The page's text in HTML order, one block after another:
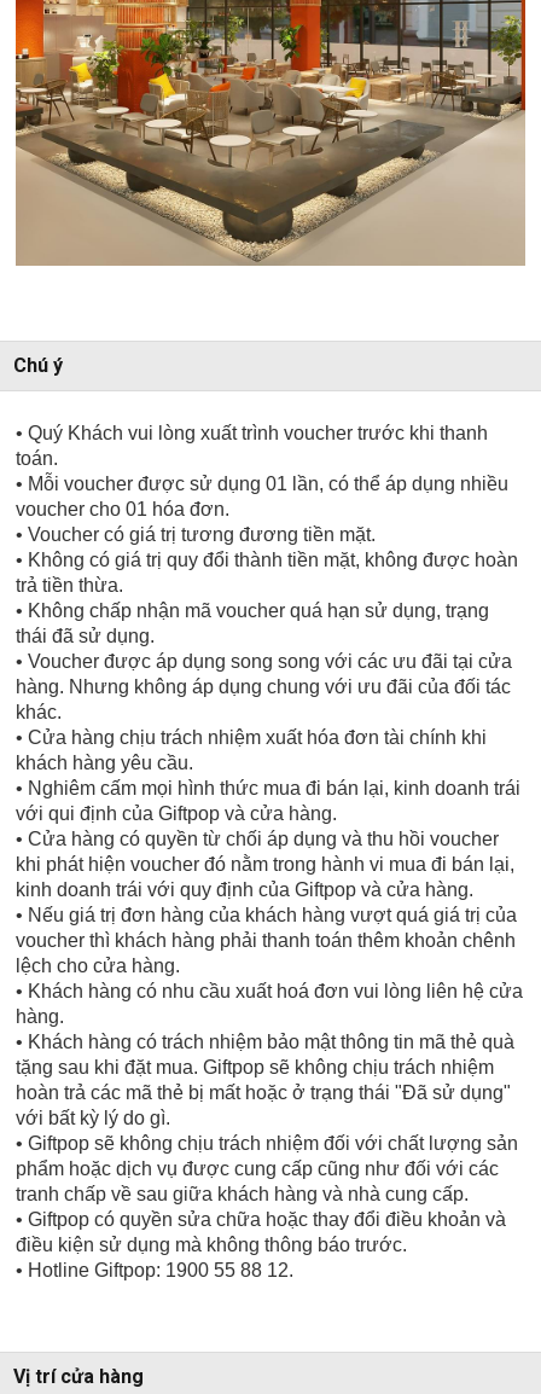
Chú ý
• Quý Khách vui lòng xuất trình voucher trước khi thanh
toán.
• Mỗi voucher được sử dụng 01 lần, có thể áp dụng nhiều
voucher cho 01 hóa đơn.
• Voucher có giá trị tương đương tiền mặt.
• Không có giá trị quy đổi thành tiền mặt, không được hoàn
trả tiền thừa.
• Không chấp nhận mã voucher quá hạn sử dụng, trạng
thái đã sử dụng.
• Voucher được áp dụng song song với các ưu đãi tại cửa
hàng. Nhưng không áp dụng chung với ưu đãi của đối tác
khác.
• Cửa hàng chịu trách nhiệm xuất hóa đơn tài chính khi
khách hàng yêu cầu.
• Nghiêm cấm mọi hình thức mua đi bán lại, kinh doanh trái
với qui định của Giftpop và cửa hàng.
• Cửa hàng có quyền từ chối áp dụng và thu hồi voucher
khi phát hiện voucher đó nằm trong hành vi mua đi bán lại,
kinh doanh trái với quy định của Giftpop và cửa hàng.
• Nếu giá trị đơn hàng của khách hàng vượt quá giá trị của
voucher thì khách hàng phải thanh toán thêm khoản chênh
lệch cho cửa hàng.
• Khách hàng có nhu cầu xuất hoá đơn vui lòng liên hệ cửa
hàng.
• Khách hàng có trách nhiệm bảo mật thông tin mã thẻ quà
tặng sau khi đặt mua. Giftpop sẽ không chịu trách nhiệm
hoàn trả các mã thẻ bị mất hoặc ở trạng thái "Đã sử dụng"
với bất kỳ lý do gì.
• Giftpop sẽ không chịu trách nhiệm đối với chất lượng sản
phẩm hoặc dịch vụ được cung cấp cũng như đối với các
tranh chấp về sau giữa khách hàng và nhà cung cấp.
• Giftpop có quyền sửa chữa hoặc thay đổi điều khoản và
điều kiện sử dụng mà không thông báo trước.
• Hotline Giftpop: 1900 55 88 12.
Vị trí cửa hàng